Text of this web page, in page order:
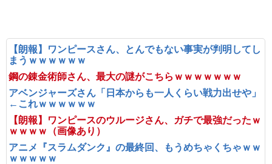
【朗報】ワンピースさん、とんでもない事実が判明してし
まうｗｗｗｗｗｗ
鋼の錬金術師さん、最大の謎がこちらｗｗｗｗｗｗｗ
アベンジャーズさん「日本からも一人くらい戦力出せや」
←これｗｗｗｗｗｗ
【朗報】ワンピースのウルージさん、ガチで最強だったｗ
ｗｗｗｗ（画像あり）
アニメ『スラムダンク』の最終回、もうめちゃくちゃｗｗ
ｗｗｗｗｗ